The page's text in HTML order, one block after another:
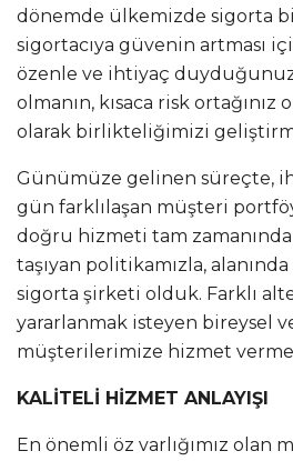
dönemde ülkemizde sigorta
sigortacıya güvenin artması
özenle ve ihtiyaç duyduğunuz
olmanın, kısaca risk ortağınız
olarak birlikteliğimizi
Günümüze gelinen süreçte,
gün farklılaşan müşteri
doğru hizmeti tam
taşıyan politikamızla,
sigorta şirketi olduk. Farklı
yararlanmak isteyen bireysel
müşterilerimize hizmet
KALİTELİ HİZMET ANLAYIŞI
En önemli öz varlığımız olan